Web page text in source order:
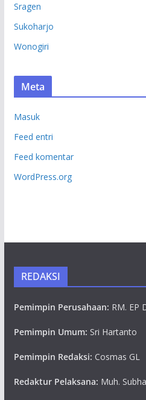
Sragen
Sukoharjo
Wonogiri
Meta
Masuk
Feed entri
Feed komentar
WordPress.org
REDAKSI
Pemimpin Perusahaan: RM. EP
Pemimpin Umum: Sri Hartanto
Pemimpin Redaksi: Cosmas GL
Redaktur Pelaksana: Muh.